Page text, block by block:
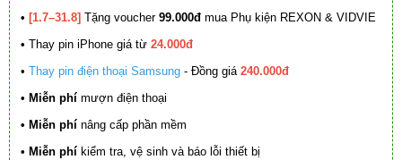
• [1.7–31.8] Tặng voucher 99.000đ mua Phụ kiện REXON & VIDVIE
• Thay pin iPhone giá từ 24.000đ
• Thay pin điện thoại Samsung - Đồng giá 240.000đ
• Miễn phí mượn điện thoại
• Miễn phí nâng cấp phần mềm
• Miễn phí kiểm tra, vệ sinh và báo lỗi thiết bị